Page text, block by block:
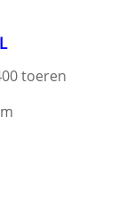
toeren